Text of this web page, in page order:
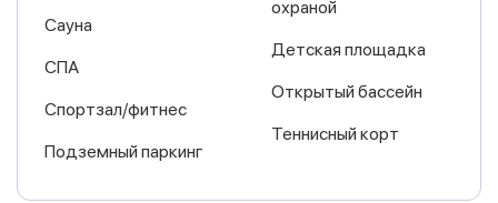
Сауна
СПА
Спортзал/фитнес
Подземный паркинг
охраной
Детская площадка
Открытый бассейн
Теннисный корт